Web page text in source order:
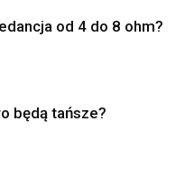
od 4 do 8 ohm?
będą tańsze?